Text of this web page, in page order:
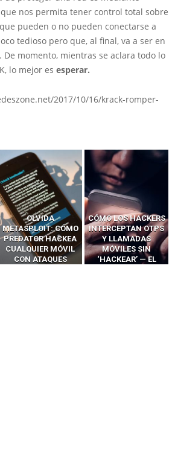
nos permita tener control total sobre
pueden o no pueden conectarse a
tedioso pero que, al final, va a ser en
momento, mientras se aclara todo lo
lo mejor es esperar.
2017/10/16/krack-romper-
OLVIDA
METASPLOIT: CÓMO
PREDATOR HACKEA
CUALQUIER MÓVIL
CON ATAQUES
CÓMO LOS HACKERS
INTERCEPTAN OTPS
Y LLAMADAS
MÓVILES SIN
‘HACKEAR’ — EL